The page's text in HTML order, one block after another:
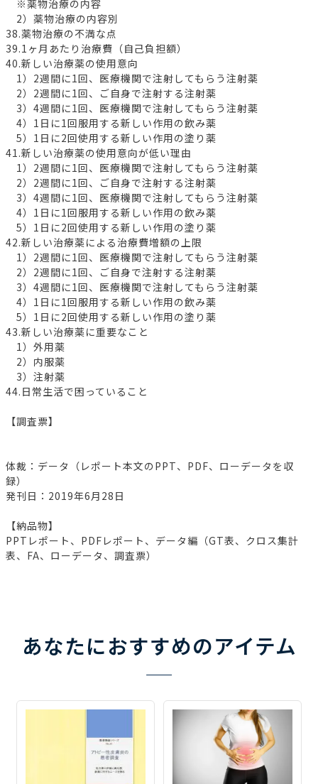
※薬物治療の内容
2）薬物治療の内容別
38.薬物治療の不満な点
39.1ヶ月あたり治療費（自己負担額）
40.新しい治療薬の使用意向
1）2週間に1回、医療機関で注射してもらう注射薬
2）2週間に1回、ご自身で注射する注射薬
3）4週間に1回、医療機関で注射してもらう注射薬
4）1日に1回服用する新しい作用の飲み薬
5）1日に2回使用する新しい作用の塗り薬
41.新しい治療薬の使用意向が低い理由
1）2週間に1回、医療機関で注射してもらう注射薬
2）2週間に1回、ご自身で注射する注射薬
3）4週間に1回、医療機関で注射してもらう注射薬
4）1日に1回服用する新しい作用の飲み薬
5）1日に2回使用する新しい作用の塗り薬
42.新しい治療薬による治療費増額の上限
1）2週間に1回、医療機関で注射してもらう注射薬
2）2週間に1回、ご自身で注射する注射薬
3）4週間に1回、医療機関で注射してもらう注射薬
4）1日に1回服用する新しい作用の飲み薬
5）1日に2回使用する新しい作用の塗り薬
43.新しい治療薬に重要なこと
1）外用薬
2）内服薬
3）注射薬
44.日常生活で困っていること
【調査票】
体裁：データ（レポート本文のPPT、PDF、ローデータを収
録）
発刊日：2019年6月28日
【納品物】
PPTレポート、PDFレポート、データ編（GT表、クロス集計
表、FA、ローデータ、調査票）
あなたにおすすめのアイテム